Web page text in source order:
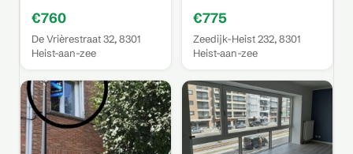
€760
De Vrièrestraat 32, 8301
Heist-aan-zee
€775
Zeedijk-Heist 232, 8301
Heist-aan-zee